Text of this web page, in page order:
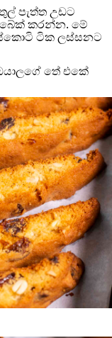
පැත්ත උඩට
කරන්න. මේ
ටික ලස්සනට
තේ එකේ